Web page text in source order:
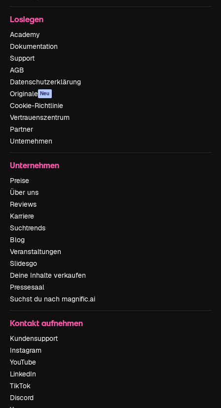
Loslegen
Academy
Dokumentation
Support
AGB
Datenschutzerklärung
Originale Neu
Cookie-Richtlinie
Vertrauenszentrum
Partner
Unternehmen
Unternehmen
Preise
Über uns
Reviews
Karriere
Suchtrends
Blog
Veranstaltungen
Slidesgo
Deine Inhalte verkaufen
Pressesaal
Suchst du nach magnific.ai
Kontakt aufnehmen
Kundensupport
Instagram
YouTube
LinkedIn
TikTok
Discord